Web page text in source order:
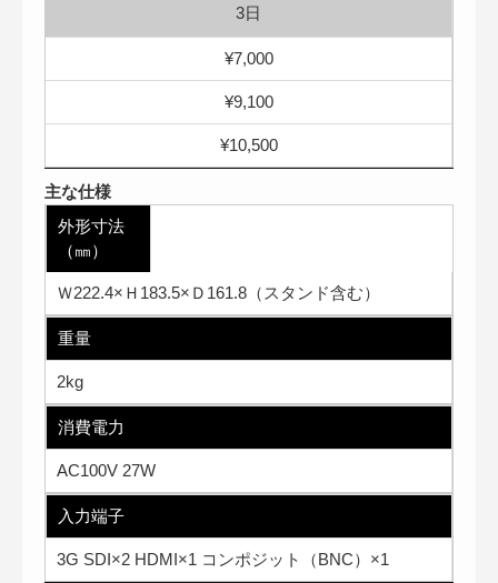
3日
¥7,000
¥9,100
¥10,500
主な仕様
外形寸法
（㎜）
Ｗ222.4×Ｈ183.5×Ｄ161.8（スタンド含む）
重量
2kg
消費電力
AC100V 27W
入力端子
3G SDI×2 HDMI×1 コンポジット（BNC）×1